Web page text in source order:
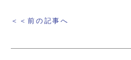
＜＜前の記事へ